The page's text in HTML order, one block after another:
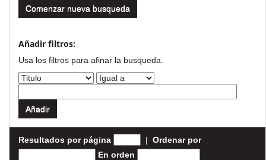
Comenzar nueva busqueda
Añadir filtros:
Usa los filtros para afinar la busqueda.
Resultados por página | Ordenar por
En orden